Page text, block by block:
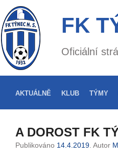
FK
Oficiální
AKTUÁLNĚ KLUB TÝMY
A DOROST FK
Publikováno 14.4.2019 . Autor